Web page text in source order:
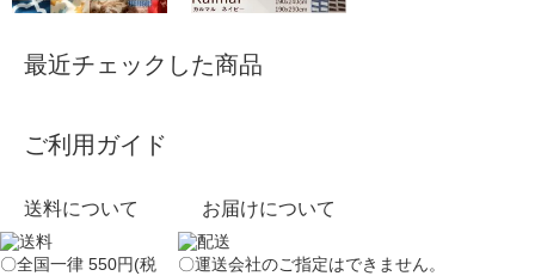
最近チェックした商品
ご利用ガイド
送料について
〇全国一律 550円(税
お届けについて
〇運送会社のご指定はできません。